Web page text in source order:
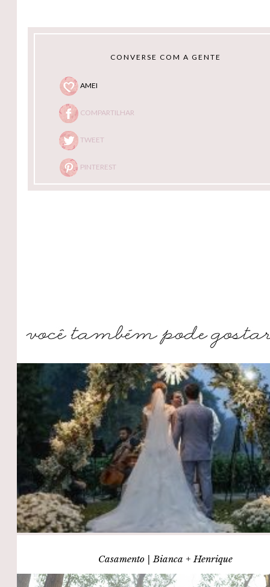
CONVERSE COM A GENTE
AMEI
COMPARTILHAR
TWEET
PINTEREST
Casamento | Bianca + Henrique